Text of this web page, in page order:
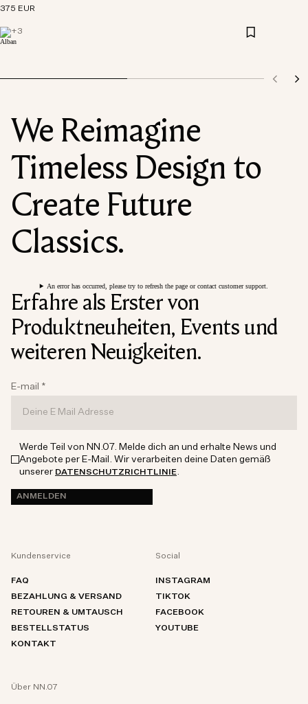
375 EUR
+3
We Reimagine
Timeless Design to
Create Future
Classics.
An error has occurred, please try to refresh the page or contact customer support.
Erfahre als Erster von
Produktneuheiten, Events und
weiteren Neuigkeiten.
E-mail *
Werde Teil von NN.07. Melde dich an und erhalte News und
Angebote per E-Mail. Wir verarbeiten deine Daten gemäß
unserer DATENSCHUTZRICHTLINIE.
ANMELDEN
Kundenservice
FAQ
BEZAHLUNG & VERSAND
RETOUREN & UMTAUSCH
BESTELLSTATUS
KONTAKT
Social
INSTAGRAM
TIKTOK
FACEBOOK
YOUTUBE
Über NN.07